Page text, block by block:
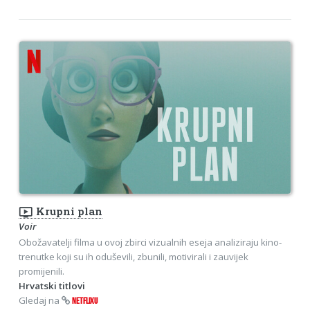
ondemand_video Krupni plan
Voir
Obožavatelji filma u ovoj zbirci vizualnih eseja analiziraju kino-
trenutke koji su ih oduševili, zbunili, motivirali i zauvijek
promijenili.
Hrvatski titlovi
Gledaj na
NETFLIXU